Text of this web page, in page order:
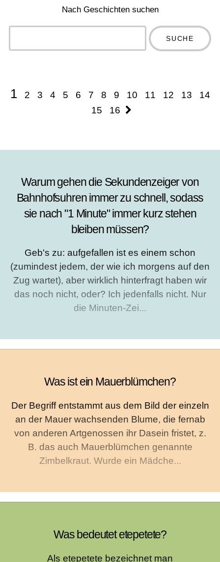
Nach Geschichten suchen
Type 2 or
more
1 2 3 4 5 6 7 8 9 10 11 12 13
14
15
16
Warum gehen die Sekundenzeiger von
Bahnhofsuhren immer zu schnell, sodass
sie nach "1 Minute" immer kurz stehen
bleiben müssen?
Geb's zu: aufgefallen ist es einem schon
(zumindest jedem, der wie ich morgens auf den
Zug wartet), aber wirklich hinterfragt haben wir
das noch nicht, oder? Ich jedenfalls nicht. Nur
die Minuten-Zei...
Was ist ein Mauerblümchen?
Der Begriff entstammt aus dem Bild der einzeln
an der Mauer wachsenden Blume, die fernab
von anderen Artgenossen ihr Dasein fristet, z.
B. das auch Mauerblümchen genannte
Zimbelkraut. Wurde ein Mädche...
Was bedeutet etepetete?
Als etepetete bezeichnet man